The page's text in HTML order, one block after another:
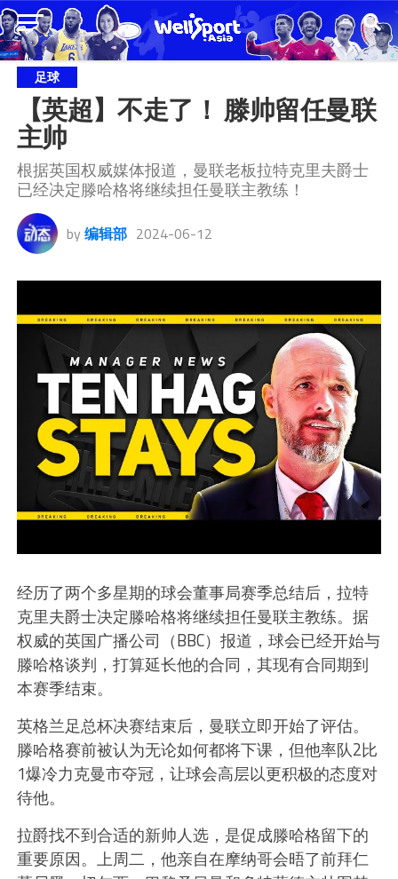
足球
【英超】不走了！ 滕帅留任曼联
主帅
根据英国权威媒体报道，曼联老板拉特克里夫爵士
已经决定滕哈格将继续担任曼联主教练！
by 编辑部 2024-06-12
经历了两个多星期的球会董事局赛季总结后，拉特
克里夫爵士决定滕哈格将继续担任曼联主教练。据
权威的英国广播公司（BBC）报道，球会已经开始与
滕哈格谈判，打算延长他的合同，其现有合同期到
本赛季结束。
英格兰足总杯决赛结束后，曼联立即开始了评估。
滕哈格赛前被认为无论如何都将下课，但他率队2比
1爆冷力克曼市夺冠，让球会高层以更积极的态度对
待他。
拉爵找不到合适的新帅人选，是促成滕哈格留下的
重要原因。上周二，他亲自在摩纳哥会晤了前拜仁